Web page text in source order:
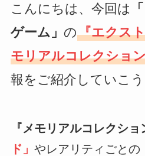
こんにちは、今回は
ゲーム」 の『エクス
モリアルコレクショ
報をご紹介していこう
『メモリアルコレクショ
ド」 やレアリティごとの